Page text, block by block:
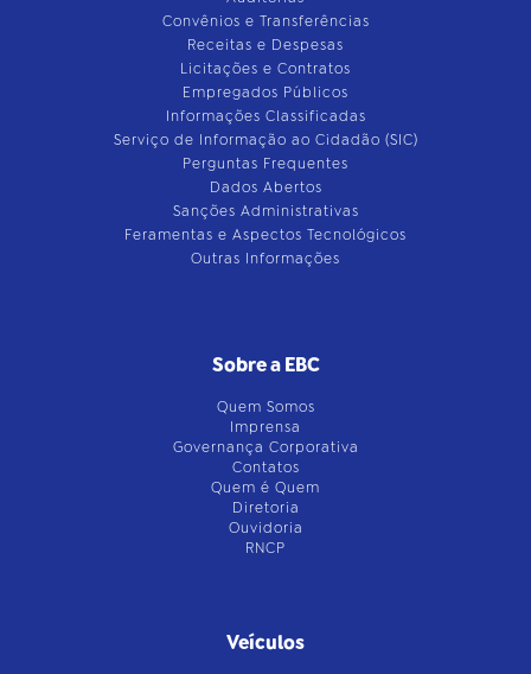
Convênios e Transferências
Receitas e Despesas
Licitações e Contratos
Empregados Públicos
Informações Classificadas
Serviço de Informação ao Cidadão (SIC)
Perguntas Frequentes
Dados Abertos
Sanções Administrativas
Feramentas e Aspectos Tecnológicos
Outras Informações
Sobre a EBC
Quem Somos
Imprensa
Governança Corporativa
Contatos
Quem é Quem
Diretoria
Ouvidoria
RNCP
Veículos